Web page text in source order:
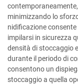
minimizzando lo
nidificazione
impilarsi in sicurezza
densità di stoccaggio
durante il periodo di
consentono un
stoccaggio a quella